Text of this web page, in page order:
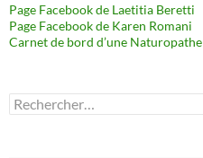
Page Facebook de Laetitia Beretti
Page Facebook de Karen Romani
Carnet de bord d’une Naturopathe
Rechercher :